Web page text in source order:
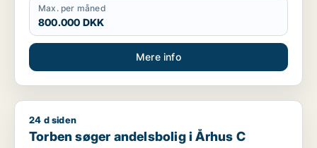
Max. per måned
800.000 DKK
Mere info
Torben søger andelsbolig i Århus C
24 d siden
Torben søger andelsbolig i Århus C